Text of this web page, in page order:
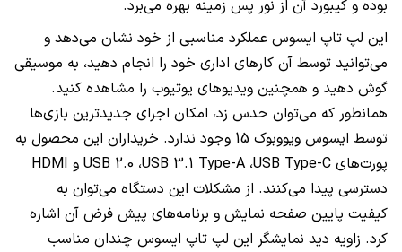
بوده و کیبورد آن از نور پس زمینه بهره می‌برد.
این لپ‌ تاپ ایسوس عملکرد مناسبی از خود نشان می‌دهد و
می‌توانید توسط آن کارهای اداری خود را انجام دهید، به موسیقی
گوش دهید و همچنین ویدیوهای یوتیوب را مشاهده کنید.
همانطور که می‌توان حدس زد، امکان اجرای جدیدترین بازی‌ها
توسط ایسوس ویووبوک 15 وجود ندارد. خریداران این محصول به
پورت‌های USB Type-C، USB 3.1 Type-A، USB 2.0 و HDMI
دسترسی پیدا می‌کنند. از مشکلات این دستگاه می‌توان به
کیفیت پایین صفحه نمایش و برنامه‌های پیش فرض آن اشاره
کرد. زاویه دید نمایشگر این لپ تاپ ایسوس چندان مناسب